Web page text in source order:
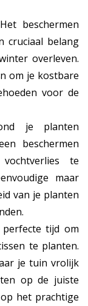
beschermen
cruciaal belang
overleven.
om je kostbare
voor de
je planten
beschermen
te
maar
van je planten
tijd om
te planten.
je tuin vrolijk
op de juiste
het prachtige